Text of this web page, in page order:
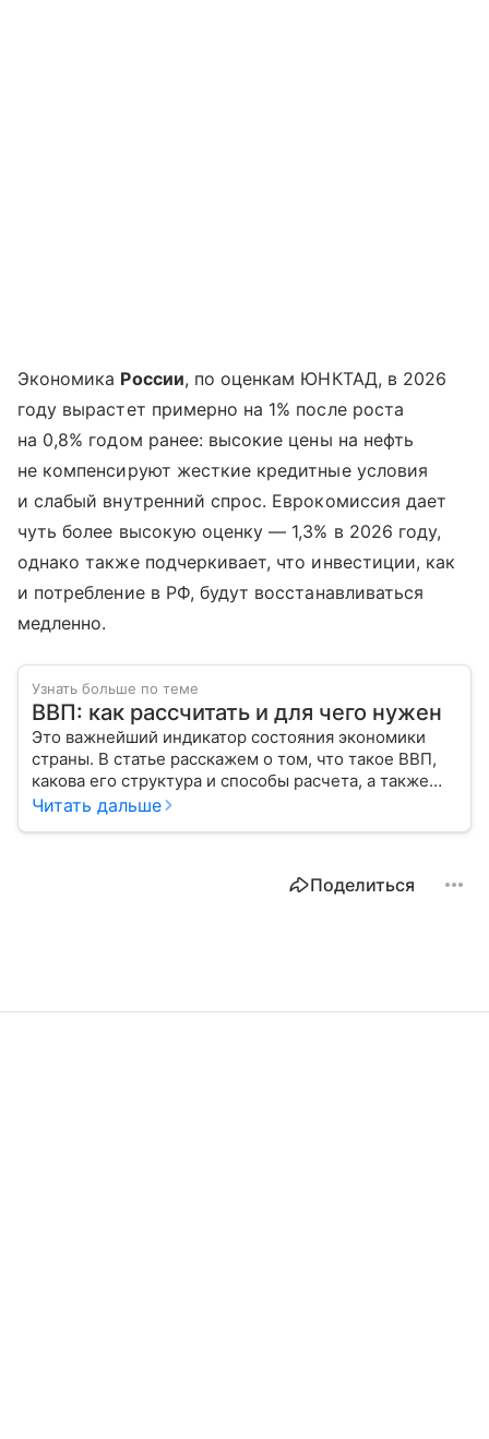
Экономика России, по оценкам ЮНКТАД, в 2026
году вырастет примерно на 1% после роста
на 0,8% годом ранее: высокие цены на нефть
не компенсируют жесткие кредитные условия
и слабый внутренний спрос. Еврокомиссия дает
чуть более высокую оценку — 1,3% в 2026 году,
однако также подчеркивает, что инвестиции, как
и потребление в РФ, будут восстанавливаться
медленно.
Узнать больше по теме
ВВП: как рассчитать и для чего нужен
Это важнейший индикатор состояния экономики
страны. В статье расскажем о том, что такое ВВП,
какова его структура и способы расчета, а также
приведем прогноз эксперта о росте валового
Читать дальше
Поделиться